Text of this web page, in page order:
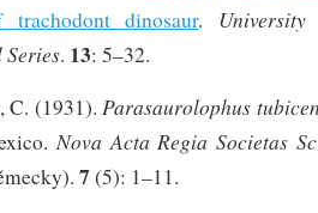
trachodont dinosaur.
. 13: 5–32.
C. (1931). Parasaurolophus
Nova Acta Regia Societas
7(5): 1–11.